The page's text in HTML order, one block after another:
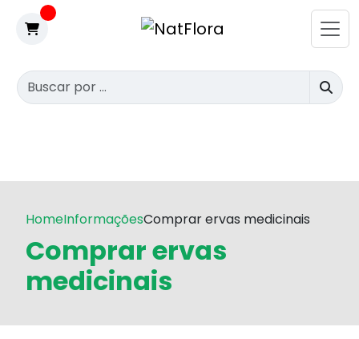
HomeInformaçõesComprar ervas medicinais
Comprar ervas
medicinais